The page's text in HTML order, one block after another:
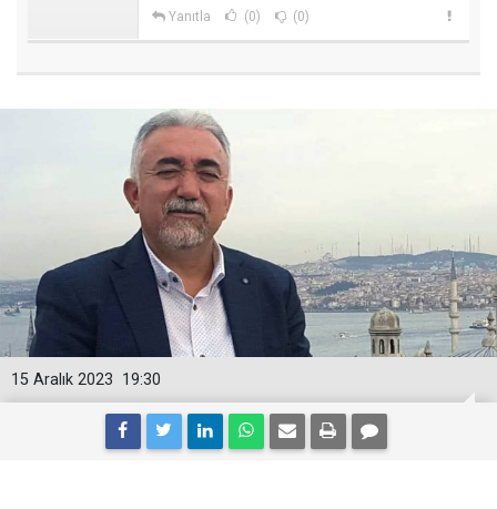
Yanıtla (0) (0)
19:30
15 Aralık 2023